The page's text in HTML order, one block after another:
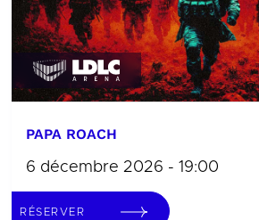
PAPA ROACH
6 décembre 2026 - 19:00
RÉSERVER